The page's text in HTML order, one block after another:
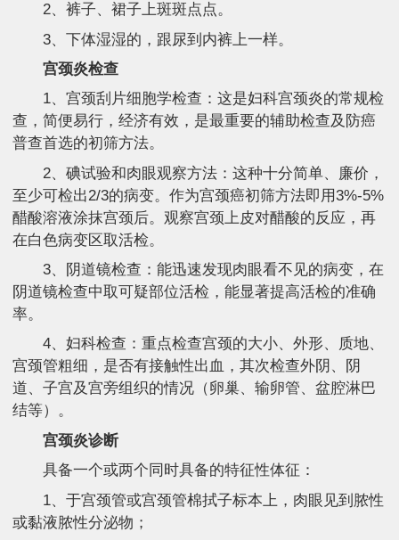
2、裤子、裙子上斑斑点点。
3、下体湿湿的，跟尿到内裤上一样。
宫颈炎检查
1、宫颈刮片细胞学检查：这是妇科宫颈炎的常规检
查，简便易行，经济有效，是最重要的辅助检查及防癌
普查首选的初筛方法。
2、碘试验和肉眼观察方法：这种十分简单、廉价，
至少可检出2/3的病变。作为宫颈癌初筛方法即用3%-5%
醋酸溶液涂抹宫颈后。观察宫颈上皮对醋酸的反应，再
在白色病变区取活检。
3、阴道镜检查：能迅速发现肉眼看不见的病变，在
阴道镜检查中取可疑部位活检，能显著提高活检的准确
率。
4、妇科检查：重点检查宫颈的大小、外形、质地、
宫颈管粗细，是否有接触性出血，其次检查外阴、阴
道、子宫及宫旁组织的情况（卵巢、输卵管、盆腔淋巴
结等）。
宫颈炎诊断
具备一个或两个同时具备的特征性体征：
1、于宫颈管或宫颈管棉拭子标本上，肉眼见到脓性
或黏液脓性分泌物；